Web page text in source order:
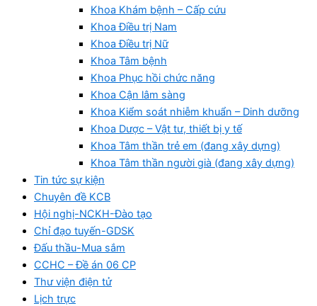
Khoa Khám bệnh – Cấp cứu
Khoa Điều trị Nam
Khoa Điều trị Nữ
Khoa Tâm bệnh
Khoa Phục hồi chức năng
Khoa Cận lâm sàng
Khoa Kiểm soát nhiễm khuẩn – Dinh dưỡng
Khoa Dược – Vật tư, thiết bị y tế
Khoa Tâm thần trẻ em (đang xây dựng)
Khoa Tâm thần người già (đang xây dựng)
Tin tức sự kiện
Chuyên đề KCB
Hội nghị-NCKH-Đào tạo
Chỉ đạo tuyến-GDSK
Đấu thầu-Mua sắm
CCHC – Đề án 06 CP
Thư viện điện tử
Lịch trực